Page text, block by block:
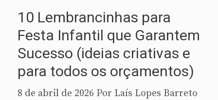
10 Lembrancinhas para
Festa Infantil que Garantem
Sucesso (ideias criativas e
para todos os orçamentos)
8 de abril de 2026 Por Laís Lopes Barreto